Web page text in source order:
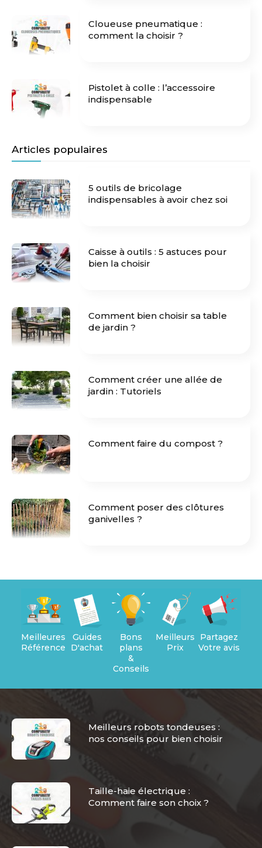
Cloueuse pneumatique :
comment la choisir ?
Pistolet à colle : l’accessoire
indispensable
Articles populaires
5 outils de bricolage
indispensables à avoir chez soi
Caisse à outils : 5 astuces pour
bien la choisir
Comment bien choisir sa table
de jardin ?
Comment créer une allée de
jardin : Tutoriels
Comment faire du compost ?
Comment poser des clôtures
ganivelles ?
Meilleures
Références
Guides
D'achat
Bons
plans
&
Conseils
Meilleurs
Prix
Partagez
Votre avis
Meilleurs robots tondeuses :
nos conseils pour bien choisir
Taille-haie électrique :
Comment faire son choix ?